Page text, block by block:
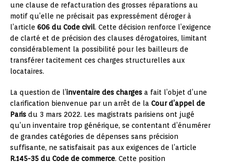
une clause de refacturation des grosses réparations au
motif qu’elle ne précisait pas expressément déroger à
l’article 606 du Code civil. Cette décision renforce l’exigence
de clarté et de précision des clauses dérogatoires, limitant
considérablement la possibilité pour les bailleurs de
transférer tacitement ces charges structurelles aux
locataires.
La question de l’inventaire des charges a fait l’objet d’une
clarification bienvenue par un arrêt de la Cour d’appel de
Paris du 3 mars 2022. Les magistrats parisiens ont jugé
qu’un inventaire trop générique, se contentant d’énumérer
de grandes catégories de dépenses sans précision
suffisante, ne satisfaisait pas aux exigences de l’article
R.145-35 du Code de commerce. Cette position